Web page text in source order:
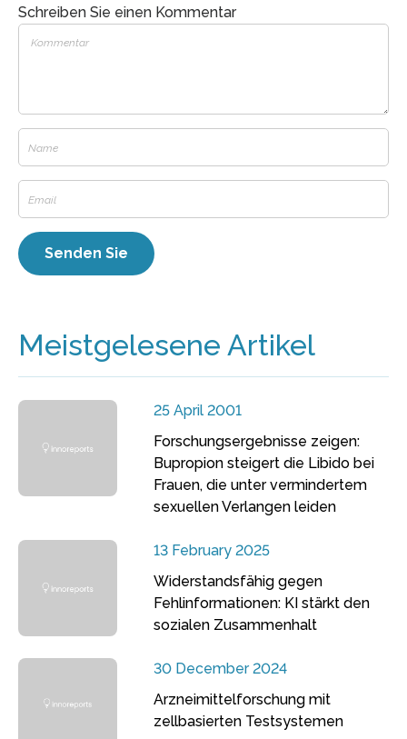
Schreiben Sie einen Kommentar
Meistgelesene Artikel
25 April 2001
Forschungsergebnisse zeigen:
Bupropion steigert die Libido bei
Frauen, die unter vermindertem
sexuellen Verlangen leiden
13 February 2025
Widerstandsfähig gegen
Fehlinformationen: KI stärkt den
sozialen Zusammenhalt
30 December 2024
Arzneimittelforschung mit
zellbasierten Testsystemen